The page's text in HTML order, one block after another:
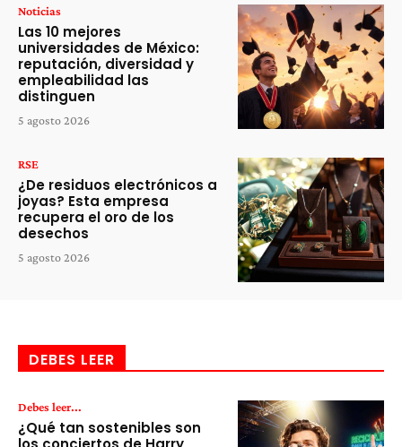
Noticias
Las 10 mejores
universidades de México:
reputación, diversidad y
empleabilidad las
distinguen
5 agosto 2026
RSE
¿De residuos electrónicos a
joyas? Esta empresa
recupera el oro de los
desechos
5 agosto 2026
DEBES LEER
Debes leer...
¿Qué tan sostenibles son